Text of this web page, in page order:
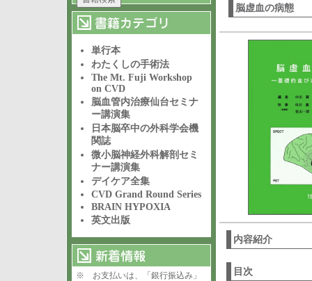
単行本
わたくしの手術法
The Mt. Fuji Workshop
on CVD
脳血管内治療仙台セミナ
ー講演集
日本脳卒中の外科学会機
関誌
微小脳神経外科解剖セミ
ナー講演集
デイケア全集
CVD Grand Round Series
BRAIN HYPOXIA
英文出版
※ お支払いは、「銀行振込み」
脳虚血の病態
内容紹介
目次